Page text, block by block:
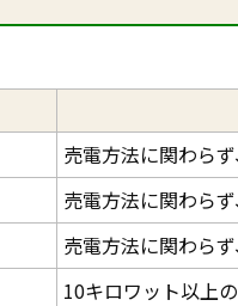
売電方法に関わら
売電方法に関わら
売電方法に関わら
10キロワット以上